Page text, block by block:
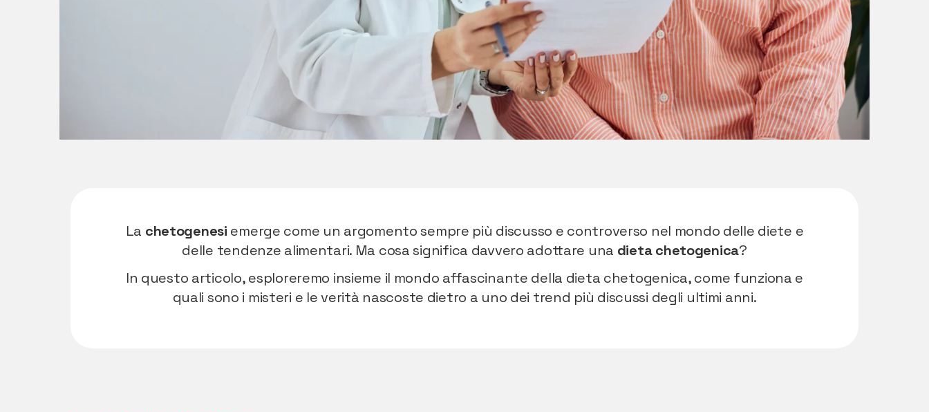
La chetogenesi emerge come un argomento sempre più discusso e controverso nel mondo delle diete e
delle tendenze alimentari. Ma cosa significa davvero adottare una dieta chetogenica?
In questo articolo, esploreremo insieme il mondo affascinante della dieta chetogenica, come funziona e
quali sono i misteri e le verità nascoste dietro a uno dei trend più discussi degli ultimi anni.